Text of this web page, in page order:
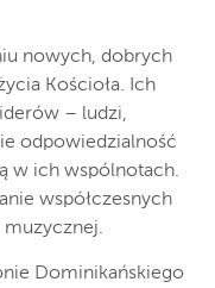
nowych, dobrych
Kościoła. Ich
– ludzi,
odpowiedzialność
w ich wspólnotach.
współczesnych
Dominikańskiego